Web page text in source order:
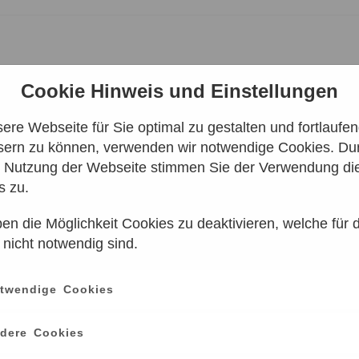
Cookie Hinweis und Einstellungen
Webseite für Sie optimal zu gestalten und
zu können, verwenden wir notwendige Cookies.
Nutzung der Webseite stimmen Sie der Verwendung
zu.
die Möglichkeit Cookies zu deaktivieren, welche für
notwendig sind.
Cookies
Cookies
| ZEISS-
anderen Zeitraum aus. Klicken Sie Bitte dazu